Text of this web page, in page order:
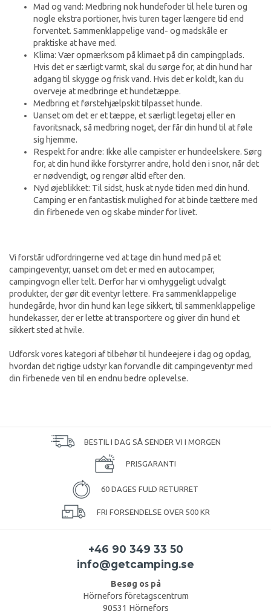
Mad og vand: Medbring nok hundefoder til hele turen og
nogle ekstra portioner, hvis turen tager længere tid end
forventet. Sammenklappelige vand- og madskåle er
praktiske at have med.
Klima: Vær opmærksom på klimaet på din campingplads.
Hvis det er særligt varmt, skal du sørge for, at din hund har
adgang til skygge og frisk vand. Hvis det er koldt, kan du
overveje at medbringe et hundetæppe.
Medbring et førstehjælpskit tilpasset hunde.
Uanset om det er et tæppe, et særligt legetøj eller en
favoritsnack, så medbring noget, der får din hund til at føle
sig hjemme.
Respekt for andre: Ikke alle campister er hundeelskere. Sørg
for, at din hund ikke forstyrrer andre, hold den i snor, når det
er nødvendigt, og rengør altid efter den.
Nyd øjeblikket: Til sidst, husk at nyde tiden med din hund.
Camping er en fantastisk mulighed for at binde tættere med
din firbenede ven og skabe minder for livet.
Vi forstår udfordringerne ved at tage din hund med på et
campingeventyr, uanset om det er med en autocamper,
campingvogn eller telt. Derfor har vi omhyggeligt udvalgt
produkter, der gør dit eventyr lettere. Fra sammenklappelige
hundegårde, hvor din hund kan lege sikkert, til sammenklappelige
hundekasser, der er lette at transportere og giver din hund et
sikkert sted at hvile.
Udforsk vores kategori af tilbehør til hundeejere i dag og opdag,
hvordan det rigtige udstyr kan forvandle dit campingeventyr med
din firbenede ven til en endnu bedre oplevelse.
BESTIL I DAG SÅ SENDER VI I MORGEN
PRISGARANTI
60 DAGES FULD RETURRET
FRI FORSENDELSE OVER 500 KR
+46 90 349 33 50
info@getcamping.se
Besøg os på
Hörnefors företagscentrum
90531 Hörnefors